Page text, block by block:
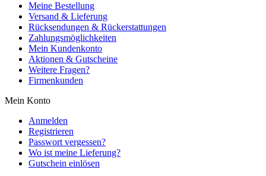
Meine Bestellung
Versand & Lieferung
Rücksendungen & Rückerstattungen
Zahlungsmöglichkeiten
Mein Kundenkonto
Aktionen & Gutscheine
Weitere Fragen?
Firmenkunden
Mein Konto
Anmelden
Registrieren
Passwort vergessen?
Wo ist meine Lieferung?
Gutschein einlösen